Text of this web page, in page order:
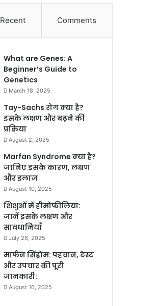
Recent Comments
What are Genes: A
Beginner’s Guide to
Genetics
March 18, 2025
Tay-Sachs रोग क्या है?
इसके लक्षण और बढ़ने की
प्रक्रिया
August 2, 2025
Marfan Syndrome क्या है?
जानिए इसके कारण, लक्षण
और इलाज
August 10, 2025
शिशुओं में हीमोफीलिया:
जानें इसके लक्षण और
सावधानियाँ
July 26, 2025
मार्फन सिंड्रोम: पहचान, टेस्ट
और उपचार की पूरी
जानकारी:
August 16, 2025